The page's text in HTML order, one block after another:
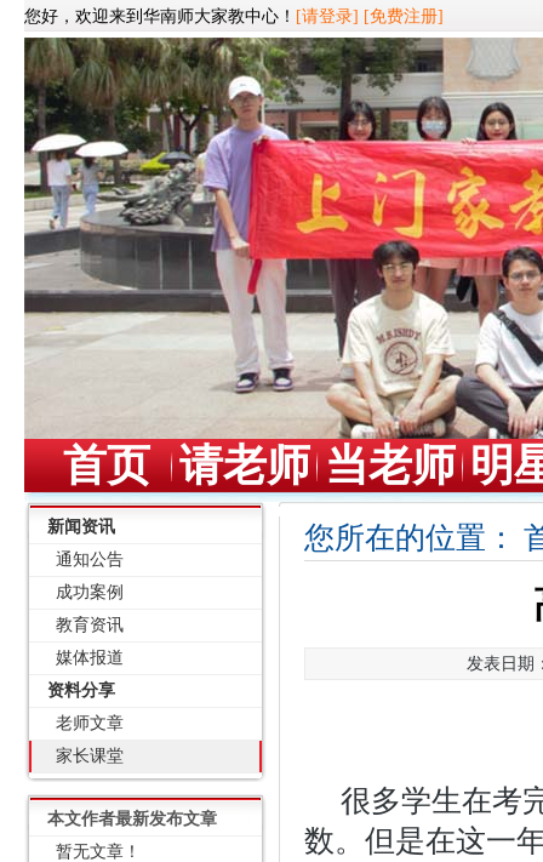
您好，欢迎来到华南师大家教中心！ [请登录] [免费注册]
首页 请老师 当老师 明
新闻资讯
通知公告
成功案例
教育资讯
媒体报道
资料分享
老师文章
家长课堂
本文作者最新发布文章
暂无文章！
您所在的位置：
发表日期
很多学生在考
数。但是在这一